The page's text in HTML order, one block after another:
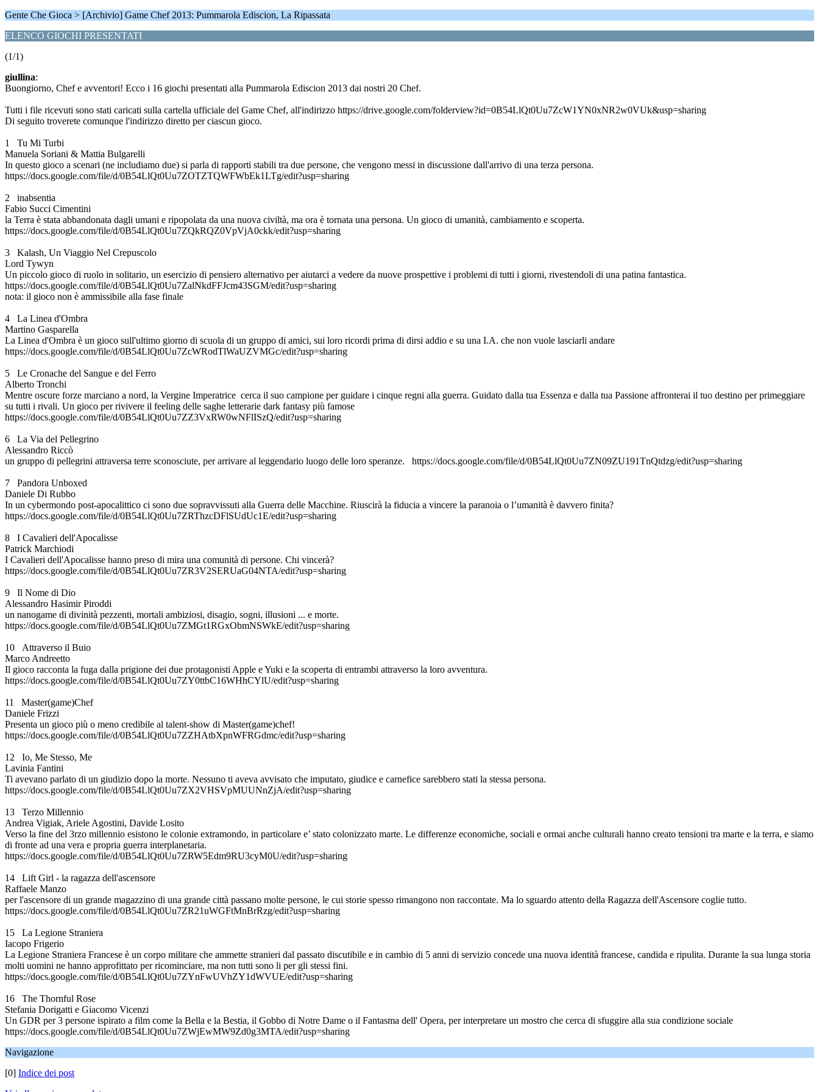
Gente Che Gioca > [Archivio] Game Chef 2013: Pummarola Ediscion, La Ripassata
ELENCO GIOCHI PRESENTATI
(1/1)
giullina:
Buongiorno, Chef e avventori! Ecco i 16 giochi presentati alla Pummarola Ediscion 2013 dai nostri 20 Chef.
Tutti i file ricevuti sono stati caricati sulla cartella ufficiale del Game Chef, all'indirizzo https://drive.google.com/folderview?id=0B54LlQt0Uu7ZcW1YN0xNR2w0VUk&usp=sharing
Di seguito troverete comunque l'indirizzo diretto per ciascun gioco.
1 Tu Mi Turbi
Manuela Soriani & Mattia Bulgarelli
In questo gioco a scenari (ne includiamo due) si parla di rapporti stabili tra due persone, che vengono messi in discussione dall'arrivo di una terza persona.
https://docs.google.com/file/d/0B54LlQt0Uu7ZOTZTQWFWbEk1LTg/edit?usp=sharing
2 inabsentia
Fabio Succi Cimentini
la Terra è stata abbandonata dagli umani e ripopolata da una nuova civiltà, ma ora è tornata una persona. Un gioco di umanità, cambiamento e scoperta.
https://docs.google.com/file/d/0B54LlQt0Uu7ZQkRQZ0VpVjA0ckk/edit?usp=sharing
3 Kalash, Un Viaggio Nel Crepuscolo
Lord Tywyn
Un piccolo gioco di ruolo in solitario, un esercizio di pensiero alternativo per aiutarci a vedere da nuove prospettive i problemi di tutti i giorni, rivestendoli di una patina fantastica.
https://docs.google.com/file/d/0B54LlQt0Uu7ZalNkdFFJcm43SGM/edit?usp=sharing
nota: il gioco non è ammissibile alla fase finale
4 La Linea d'Ombra
Martino Gasparella
La Linea d'Ombra è un gioco sull'ultimo giorno di scuola di un gruppo di amici, sui loro ricordi prima di dirsi addio e su una I.A. che non vuole lasciarli andare
https://docs.google.com/file/d/0B54LlQt0Uu7ZcWRodTlWaUZVMGc/edit?usp=sharing
5 Le Cronache del Sangue e del Ferro
Alberto Tronchi
Mentre oscure forze marciano a nord, la Vergine Imperatrice cerca il suo campione per guidare i cinque regni alla guerra. Guidato dalla tua Essenza e dalla tua Passione affronterai il tuo destino per primeggiare
su tutti i rivali. Un gioco per rivivere il feeling delle saghe letterarie dark fantasy più famose
https://docs.google.com/file/d/0B54LlQt0Uu7ZZ3VxRW0wNFlISzQ/edit?usp=sharing
6 La Via del Pellegrino
Alessandro Riccò
un gruppo di pellegrini attraversa terre sconosciute, per arrivare al leggendario luogo delle loro speranze. https://docs.google.com/file/d/0B54LlQt0Uu7ZN09ZU191TnQtdzg/edit?usp=sharing
7 Pandora Unboxed
Daniele Di Rubbo
In un cybermondo post-apocalittico ci sono due sopravvissuti alla Guerra delle Macchine. Riuscirà la fiducia a vincere la paranoia o l’umanità è davvero finita?
https://docs.google.com/file/d/0B54LlQt0Uu7ZRThzcDFlSUdUc1E/edit?usp=sharing
8 I Cavalieri dell'Apocalisse
Patrick Marchiodi
I Cavalieri dell'Apocalisse hanno preso di mira una comunità di persone. Chi vincerà?
https://docs.google.com/file/d/0B54LlQt0Uu7ZR3V2SERUaG04NTA/edit?usp=sharing
9 Il Nome di Dio
Alessandro Hasimir Piroddi
un nanogame di divinità pezzenti, mortali ambiziosi, disagio, sogni, illusioni ... e morte.
https://docs.google.com/file/d/0B54LlQt0Uu7ZMGt1RGxObmNSWkE/edit?usp=sharing
10 Attraverso il Buio
Marco Andreetto
Il gioco racconta la fuga dalla prigione dei due protagonisti Apple e Yuki e la scoperta di entrambi attraverso la loro avventura.
https://docs.google.com/file/d/0B54LlQt0Uu7ZY0ttbC16WHhCYlU/edit?usp=sharing
11 Master(game)Chef
Daniele Frizzi
Presenta un gioco più o meno credibile al talent-show di Master(game)chef!
https://docs.google.com/file/d/0B54LlQt0Uu7ZZHAtbXpnWFRGdmc/edit?usp=sharing
12 Io, Me Stesso, Me
Lavinia Fantini
Ti avevano parlato di un giudizio dopo la morte. Nessuno ti aveva avvisato che imputato, giudice e carnefice sarebbero stati la stessa persona.
https://docs.google.com/file/d/0B54LlQt0Uu7ZX2VHSVpMUUNnZjA/edit?usp=sharing
13 Terzo Millennio
Andrea Vigiak, Ariele Agostini, Davide Losito
Verso la fine del 3rzo millennio esistono le colonie extramondo, in particolare e’ stato colonizzato marte. Le differenze economiche, sociali e ormai anche culturali hanno creato tensioni tra marte e la terra, e siamo
di fronte ad una vera e propria guerra interplanetaria.
https://docs.google.com/file/d/0B54LlQt0Uu7ZRW5Edm9RU3cyM0U/edit?usp=sharing
14 Lift Girl - la ragazza dell'ascensore
Raffaele Manzo
per l'ascensore di un grande magazzino di una grande città passano molte persone, le cui storie spesso rimangono non raccontate. Ma lo sguardo attento della Ragazza dell'Ascensore coglie tutto.
https://docs.google.com/file/d/0B54LlQt0Uu7ZR21uWGFtMnBrRzg/edit?usp=sharing
15 La Legione Straniera
Iacopo Frigerio
La Legione Straniera Francese è un corpo militare che ammette stranieri dal passato discutibile e in cambio di 5 anni di servizio concede una nuova identità francese, candida e ripulita. Durante la sua lunga storia
molti uomini ne hanno approfittato per ricominciare, ma non tutti sono li per gli stessi fini.
https://docs.google.com/file/d/0B54LlQt0Uu7ZYnFwUVhZY1dWVUE/edit?usp=sharing
16 The Thornful Rose
Stefania Dorigatti e Giacomo Vicenzi
Un GDR per 3 persone ispirato a film come la Bella e la Bestia, il Gobbo di Notre Dame o il Fantasma dell' Opera, per interpretare un mostro che cerca di sfuggire alla sua condizione sociale
https://docs.google.com/file/d/0B54LlQt0Uu7ZWjEwMW9Zd0g3MTA/edit?usp=sharing
Navigazione
[0] Indice dei post